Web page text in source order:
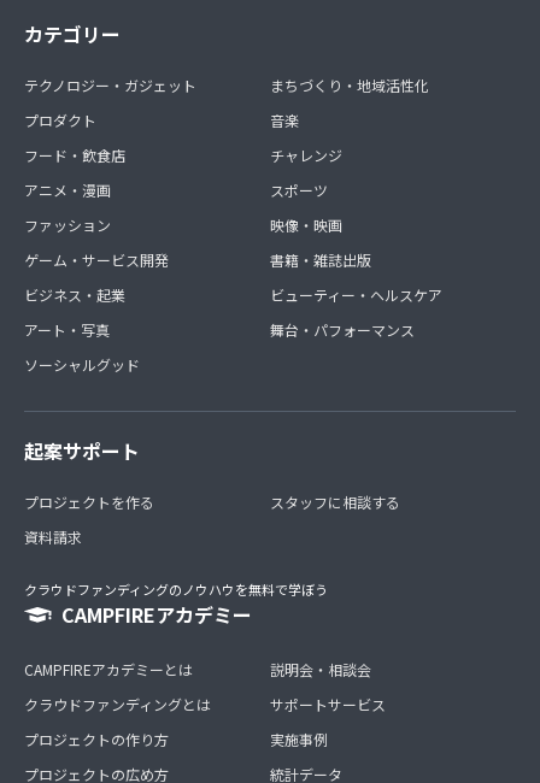
カテゴリー
テクノロジー・ガジェット
プロダクト
フード・飲食店
アニメ・漫画
ファッション
ゲーム・サービス開発
ビジネス・起業
アート・写真
ソーシャルグッド
まちづくり・地域活性化
音楽
チャレンジ
スポーツ
映像・映画
書籍・雑誌出版
ビューティー・ヘルスケア
舞台・パフォーマンス
起案サポート
プロジェクトを作る
資料請求
スタッフに相談する
クラウドファンディングのノウハウを無料で学ぼう
CAMPFIREアカデミー
CAMPFIREアカデミーとは
クラウドファンディングとは
プロジェクトの作り方
プロジェクトの広め方
説明会・相談会
サポートサービス
実施事例
統計データ